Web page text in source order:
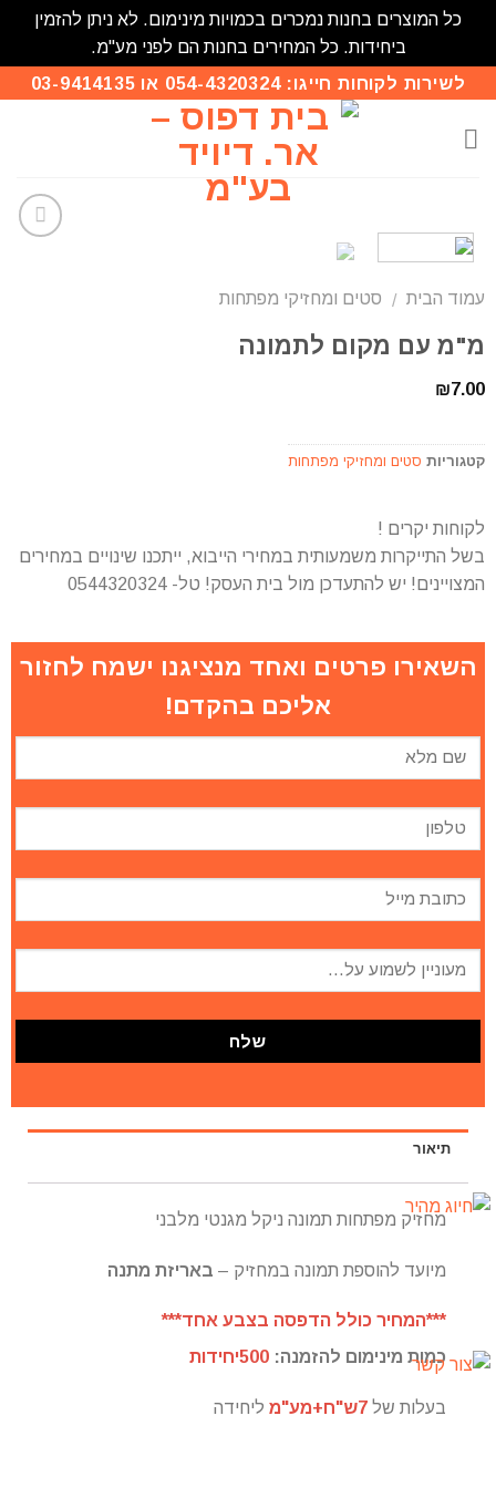
כל המוצרים בחנות נמכרים בכמויות מינימום. לא ניתן להזמין
ביחידות. כל המחירים בחנות הם לפני מע"מ.
לשירות לקוחות חייגו: 054-4320324 או 03-9414135
עמוד הבית / סטים ומחזיקי מפתחות
מ"מ עם מקום לתמונה
₪7.00
קטגוריות סטים ומחזיקי מפתחות
לקוחות יקרים !
בשל התייקרות משמעותית במחירי הייבוא, ייתכנו שינויים במחירים
המצויינים! יש להתעדכן מול בית העסק! טל- 0544320324
השאירו פרטים ואחד מנציגנו ישמח לחזור
אליכם בהקדם!
תיאור
מחזיק מפתחות תמונה ניקל מגנטי מלבני
מיועד להוספת תמונה במחזיק – באריזת מתנה
***המחיר כולל הדפסה בצבע אחד***
כמות מינימום להזמנה:
בעלות של 7ש"ח+מע"מ ליחידה